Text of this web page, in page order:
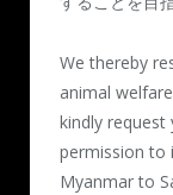
We thereby
animal
kindly
permission to
Myanmar to